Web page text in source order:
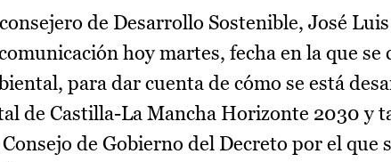
de Desarrollo Sostenible, José
hoy martes, fecha en la que se
para dar cuenta de cómo se está
de Castilla-La Mancha Horizonte 2030 y
de Gobierno del Decreto por el que